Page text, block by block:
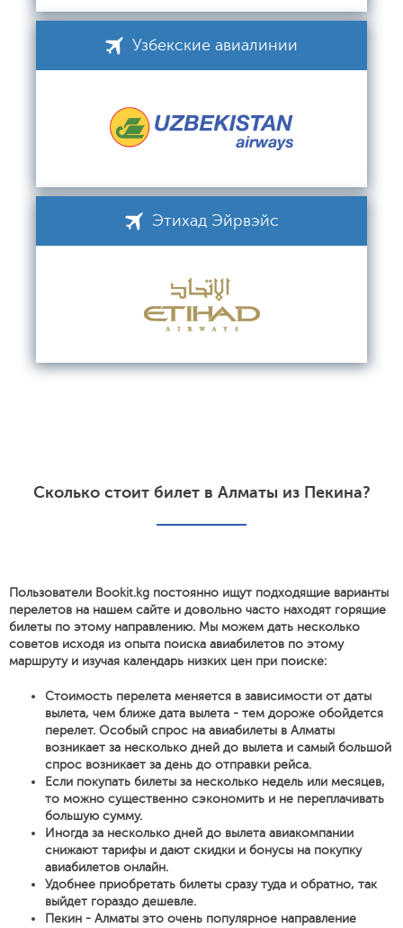
Узбекские авиалинии
Этихад Эйрвэйс
Сколько стоит билет в Алматы из Пекина?
Пользователи Bookit.kg постоянно ищут подходящие варианты
перелетов на нашем сайте и довольно часто находят горящие
билеты по этому направлению. Мы можем дать несколько
советов исходя из опыта поиска авиабилетов по этому
маршруту и изучая календарь низких цен при поиске:
Стоимость перелета меняется в зависимости от даты
вылета, чем ближе дата вылета - тем дороже обойдется
перелет. Особый спрос на авиабилеты в Алматы
возникает за несколько дней до вылета и самый большой
спрос возникает за день до отправки рейса.
Если покупать билеты за несколько недель или месяцев,
то можно существенно сэкономить и не переплачивать
большую сумму.
Иногда за несколько дней до вылета авиакомпании
снижают тарифы и дают скидки и бонусы на покупку
авиабилетов онлайн.
Удобнее приобретать билеты сразу туда и обратно, так
выйдет гораздо дешевле.
Пекин - Алматы это очень популярное направление